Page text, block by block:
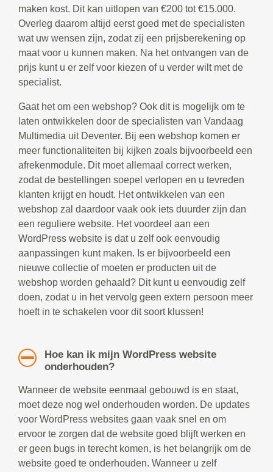
maken kost. Dit kan uitlopen van €200 tot €15.000.
Overleg daarom altijd eerst goed met de specialisten
wat uw wensen zijn, zodat zij een prijsberekening op
maat voor u kunnen maken. Na het ontvangen van de
prijs kunt u er zelf voor kiezen of u verder wilt met de
specialist.
Gaat het om een webshop? Ook dit is mogelijk om te
laten ontwikkelen door de specialisten van Vandaag
Multimedia uit Deventer. Bij een webshop komen er
meer functionaliteiten bij kijken zoals bijvoorbeeld een
afrekenmodule. Dit moet allemaal correct werken,
zodat de bestellingen soepel verlopen en u tevreden
klanten krijgt en houdt. Het ontwikkelen van een
webshop zal daardoor vaak ook iets duurder zijn dan
een reguliere website. Het voordeel aan een
WordPress website is dat u zelf ook eenvoudig
aanpassingen kunt maken. Is er bijvoorbeeld een
nieuwe collectie of moeten er producten uit de
webshop worden gehaald? Dit kunt u eenvoudig zelf
doen, zodat u in het vervolg geen extern persoon meer
hoeft in te schakelen voor dit soort klussen!
Hoe kan ik mijn WordPress website
onderhouden?
Wanneer de website eenmaal gebouwd is en staat,
moet deze nog wel onderhouden worden. De updates
voor WordPress websites gaan vaak snel en om
ervoor te zorgen dat de website goed blijft werken en
er geen bugs in terecht komen, is het belangrijk om de
website goed te onderhouden. Wanneer u zelf